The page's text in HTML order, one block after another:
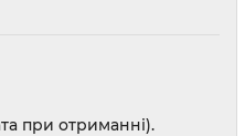
при отриманні).